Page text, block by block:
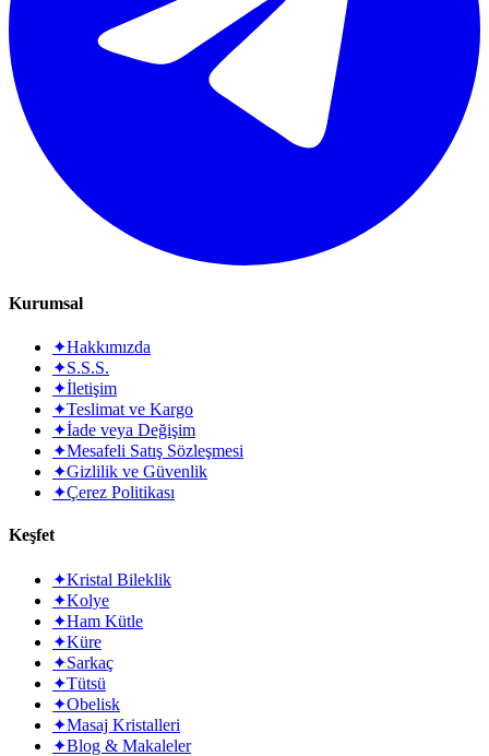
Kurumsal
✦Hakkımızda
✦S.S.S.
✦İletişim
✦Teslimat ve Kargo
✦İade veya Değişim
✦Mesafeli Satış Sözleşmesi
✦Gizlilik ve Güvenlik
✦Çerez Politikası
Keşfet
✦Kristal Bileklik
✦Kolye
✦Ham Kütle
✦Küre
✦Sarkaç
✦Tütsü
✦Obelisk
✦Masaj Kristalleri
✦Blog & Makaleler